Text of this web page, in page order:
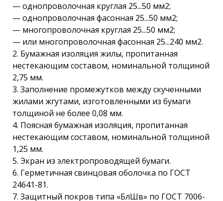
— однопроволочная круглая 25...50 мм2;
— однопроволочная фасонная 25...50 мм2;
— многопроволочная круглая 25...50 мм2;
— или многопроволочная фасонная 25...240 мм2.
2. Бумажная изоляция жилы, пропитанная
нестекающим составом, номинальной толщиной
2,75 мм.
3. Заполнение промежутков между скученными
жилами жгутами, изготовленными из бумаги
толщиной не более 0,08 мм.
4. Поясная бумажная изоляция, пропитанная
нестекающим составом, номинальной толщиной
1,25 мм.
5. Экран из электропроводящей бумаги.
6. Герметичная свинцовая оболочка по ГОСТ
24641-81.
7. Защитный покров типа «БлШв» по ГОСТ 7006-